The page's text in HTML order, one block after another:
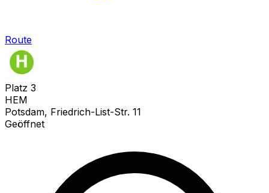
Route
Platz 3
HEM
Potsdam, Friedrich-List-Str. 11
Geöffnet